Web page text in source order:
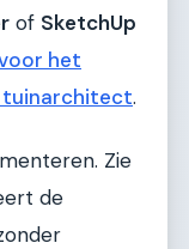
of SketchUp
het
tuinarchitect.
Zie
de